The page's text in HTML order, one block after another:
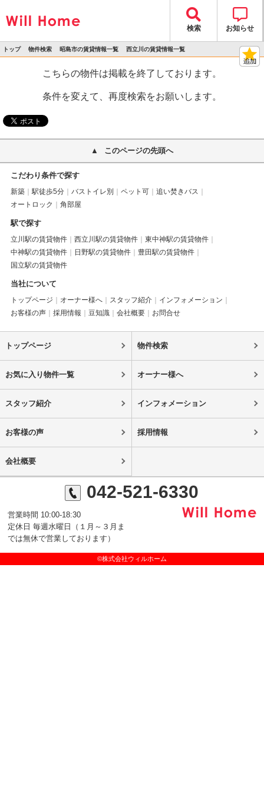
検索 お知らせ
トップ 物件検索 昭島市の賃貸情報一覧 西立川の賃貸情報一覧
こちらの物件は掲載を終了しております。
条件を変えて、再度検索をお願いします。
このページの先頭へ
こだわり条件で探す
新築 駅徒歩5分 バストイレ別 ペット可
追い焚きバス
オートロック
角部屋
駅で探す
立川駅の賃貸物件 西立川駅の賃貸物件
東中神駅の賃貸物件
中神駅の賃貸物件
日野駅の賃貸物件
豊田駅の賃貸物件
国立駅の賃貸物件
当社について
トップページ オーナー様へ スタッフ紹介
インフォメーション
お客様の声
採用情報 豆知識 会社概要 お問合せ
トップページ 物件検索
お気に入り物件一覧 オーナー様へ
スタッフ紹介 インフォメーション
お客様の声 採用情報
会社概要
042-521-6330
営業時間 10:00-18:30
定休日 毎週水曜日（１月～３月ま
では無休で営業しております）
©株式会社ウィルホーム